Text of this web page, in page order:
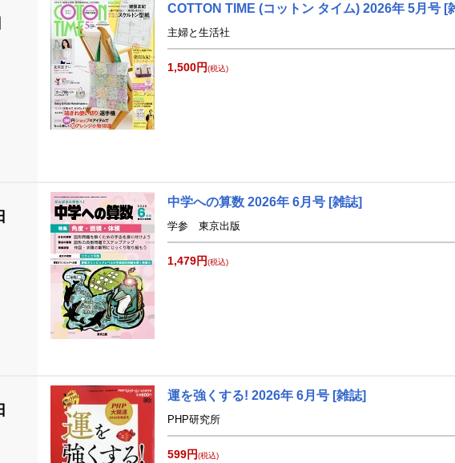
COTTON TIME (コットン タイム) 2026年 5月号 [
主婦と生活社
1,500円(税込)
中学への算数 2026年 6月号 [雑誌]
学参 東京出版
1,479円(税込)
運を強くする! 2026年 6月号 [雑誌]
PHP研究所
599円(税込)